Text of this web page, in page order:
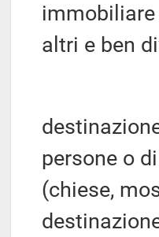
altri e ben
persone o
(chiese,